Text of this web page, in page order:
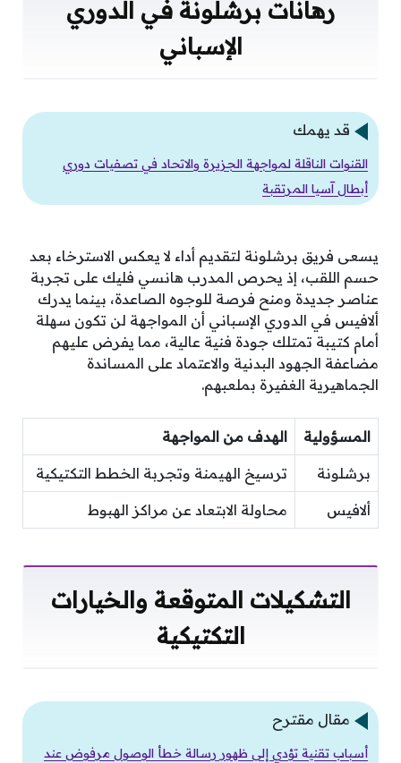
رهانات برشلونة في الدوري
الإسباني
قد يهمك
القنوات الناقلة لمواجهة الجزيرة والاتحاد في تصفيات دوري
أبطال آسيا المرتقبة
يسعى فريق برشلونة لتقديم أداء لا يعكس الاسترخاء بعد
حسم اللقب، إذ يحرص المدرب هانسي فليك على تجربة
عناصر جديدة ومنح فرصة للوجوه الصاعدة، بينما يدرك
ألافيس في الدوري الإسباني أن المواجهة لن تكون سهلة
أمام كتيبة تمتلك جودة فنية عالية، مما يفرض عليهم
مضاعفة الجهود البدنية والاعتماد على المساندة
الجماهيرية الغفيرة بملعبهم.
المسؤولية الهدف من المواجهة
برشلونة ترسيخ الهيمنة وتجربة الخطط التكتيكية
ألافيس محاولة الابتعاد عن مراكز الهبوط
التشكيلات المتوقعة والخيارات
التكتيكية
مقال مقترح
أسباب تقنية تؤدي إلى ظهور رسالة خطأ الوصول مرفوض عند